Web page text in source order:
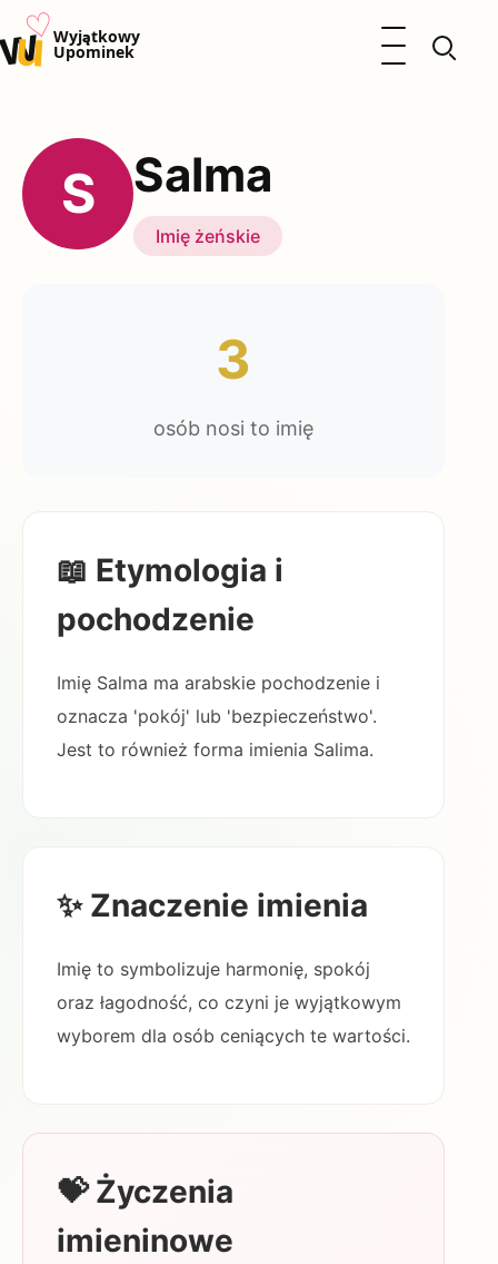
u♡Wyjątkowy
Upominek
Otwórz menu
Kalendarz Imienin
Kobieta
Okazje
Katalog prezentów
S Salma
Imię żeńskie
3
osób nosi to imię
📖 Etymologia i
pochodzenie
Imię Salma ma arabskie pochodzenie i
oznacza 'pokój' lub 'bezpieczeństwo'.
Jest to również forma imienia Salima.
✨ Znaczenie imienia
Imię to symbolizuje harmonię, spokój
oraz łagodność, co czyni je wyjątkowym
wyborem dla osób ceniących te wartości.
💝 Życzenia
imieninowe